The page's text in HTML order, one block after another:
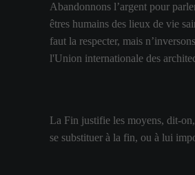
Abandonnons l’argent pour
êtres humains des lieux de vie
faut la respecter, mais
l'Union internationale des
La Fin justifie les moyens, dit-
se substituer à la fin, ou à lui